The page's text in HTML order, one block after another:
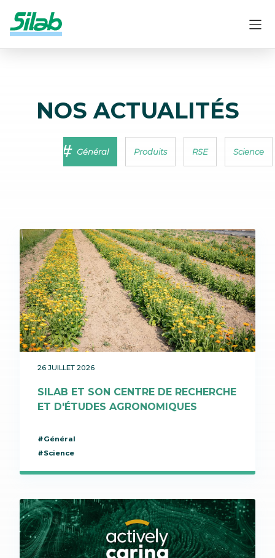
NOS ACTUALITÉS
Général Produits RSE Science
26 JUILLET 2026
SILAB ET SON CENTRE DE RECHERCHE
ET D'ÉTUDES AGRONOMIQUES
#Général
#Science